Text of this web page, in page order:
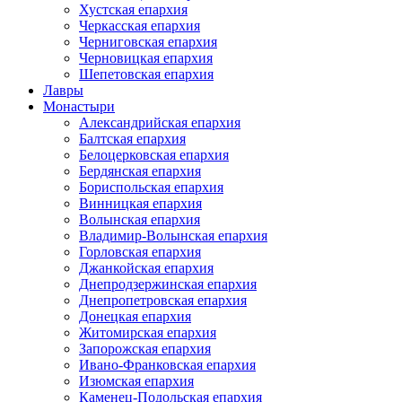
Хустская епархия
Черкасская епархия
Черниговская епархия
Черновицкая епархия
Шепетовская епархия
Лавры
Монастыри
Александрийская епархия
Балтская епархия
Белоцерковская епархия
Бердянская епархия
Бориспольская епархия
Винницкая епархия
Волынская епархия
Владимир-Волынская епархия
Горловская епархия
Джанкойская епархия
Днепродзержинская епархия
Днепропетровская епархия
Донецкая епархия
Житомирская епархия
Запорожская епархия
Ивано-Франковская епархия
Изюмская епархия
Каменец-Подольская епархия